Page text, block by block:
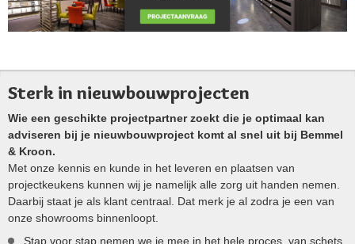
Sterk in nieuwbouwprojecten
Wie een geschikte projectpartner zoekt die je optimaal kan
adviseren bij je nieuwbouwproject komt al snel uit bij Bemmel
& Kroon.
Met onze kennis en kunde in het leveren en plaatsen van
projectkeukens kunnen wij je namelijk alle zorg uit handen nemen.
Daarbij staat je als klant centraal. Dat merk je al zodra je een van
onze showrooms binnenloopt.
Stap voor stap nemen we je mee in het hele proces, van schets